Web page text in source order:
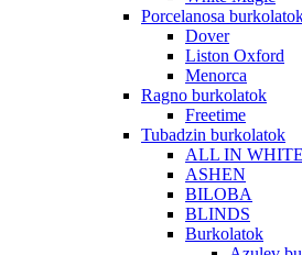
Porcelanosa
Dover
Liston Oxford
Menorca
Ragno burkolatok
Freetime
Tubadzin burkolatok
ALL IN WHITE
ASHEN
BILOBA
BLINDS
Burkolatok